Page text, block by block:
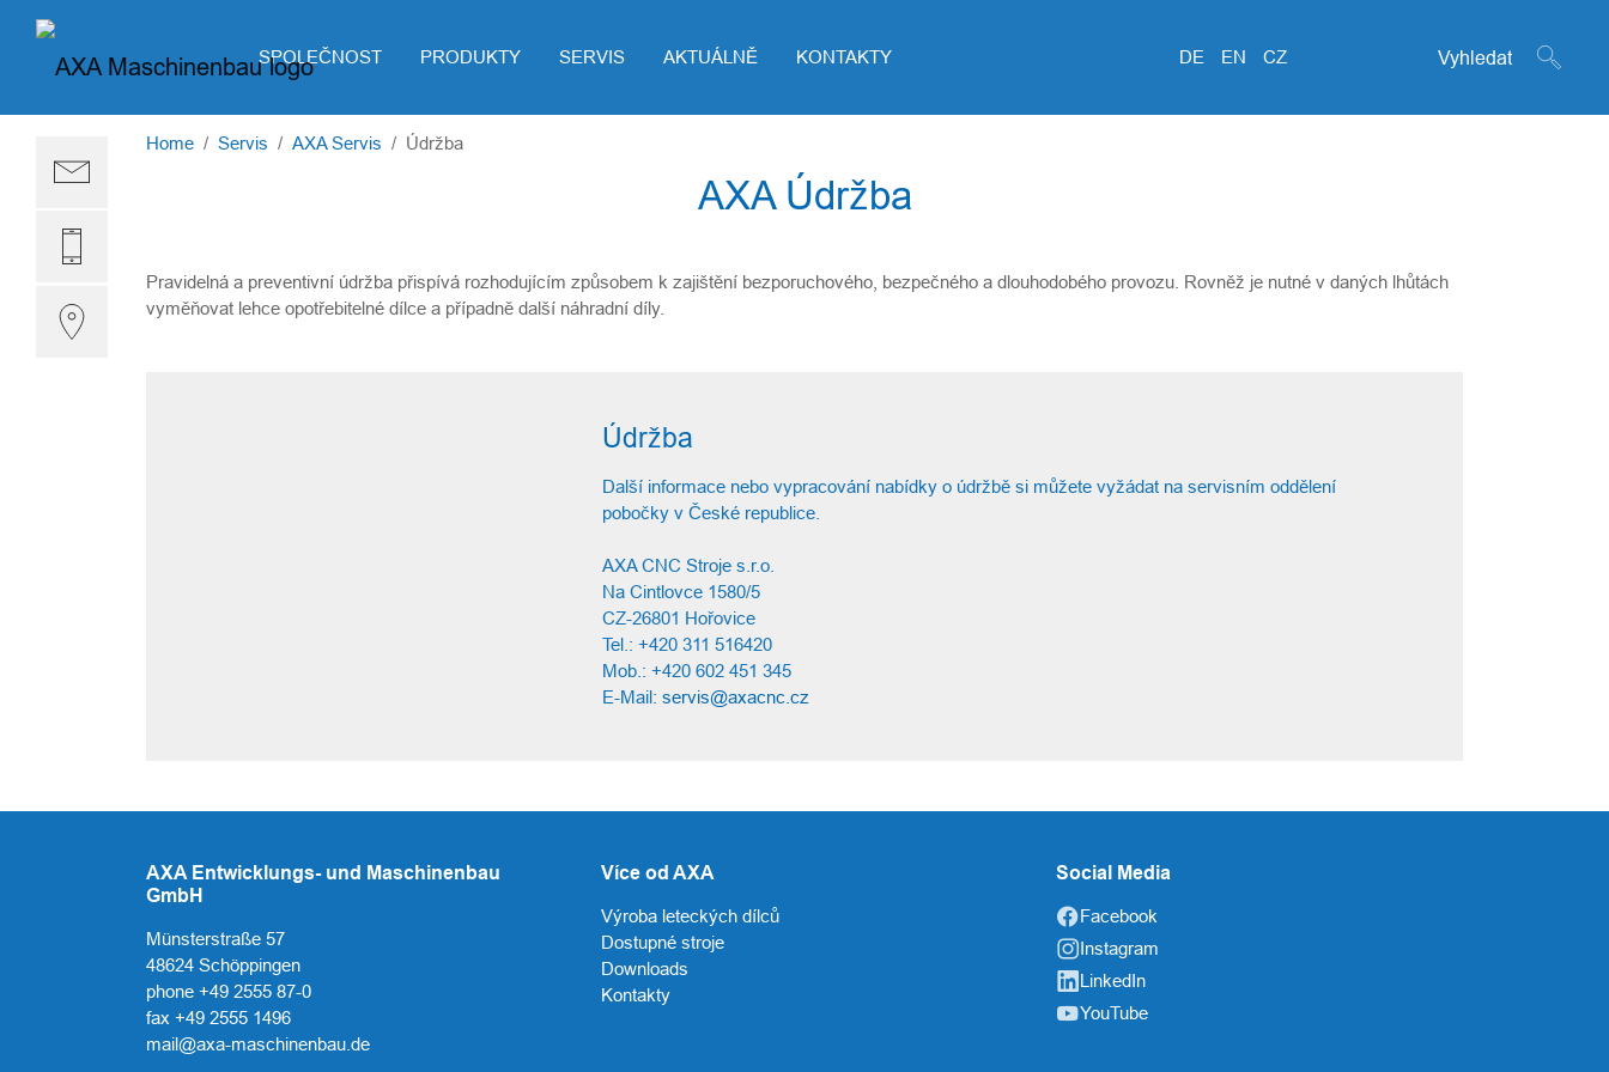
DE EN CZ Search form
SPOLEČNOST PRODUKTY SERVIS AKTUÁLNĚ KONTAKTY
Home Servis AXA Servis Údržba
AXA Údržba
Pravidelná a preventivní údržba přispívá rozhodujícím způsobem k zajištění bezporuchového, bezpečného a dlouhodobého provozu. Rovněž je nutné v daných lhůtách
vyměňovat lehce opotřebitelné dílce a případně další náhradní díly.
Údržba
Další informace nebo vypracování nabídky o údržbě si můžete vyžádat na servisním oddělení
pobočky v České republice.
AXA CNC Stroje s.r.o.
Na Cintlovce 1580/5
CZ-26801 Hořovice
Tel.: +420 311 516420
Mob.: +420 602 451 345
E-Mail: servis@axacnc.cz
AXA Entwicklungs- und Maschinenbau
GmbH
Münsterstraße 57
48624 Schöppingen
phone +49 2555 87-0
fax +49 2555 1496
mail@axa-maschinenbau.de
Více od AXA
Výroba leteckých dílců
Dostupné stroje
Downloads
Kontakty
Social Media
Facebook
Instagram
LinkedIn
YouTube